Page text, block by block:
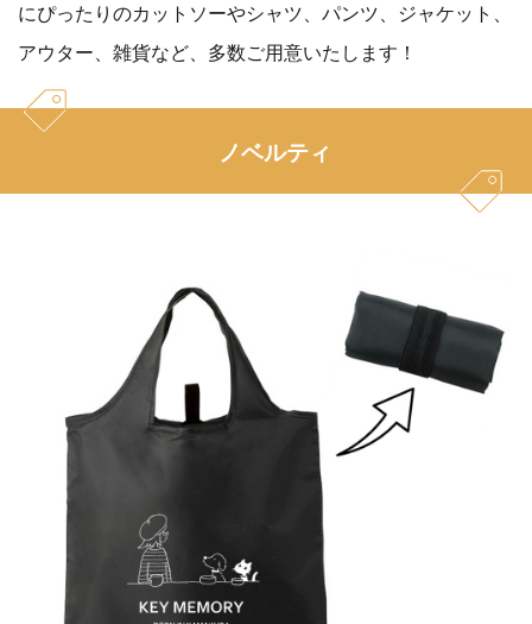
にぴったりのカットソーやシャツ、パンツ、ジャケット、
アウター、雑貨など、多数ご用意いたします！
ノベルティ